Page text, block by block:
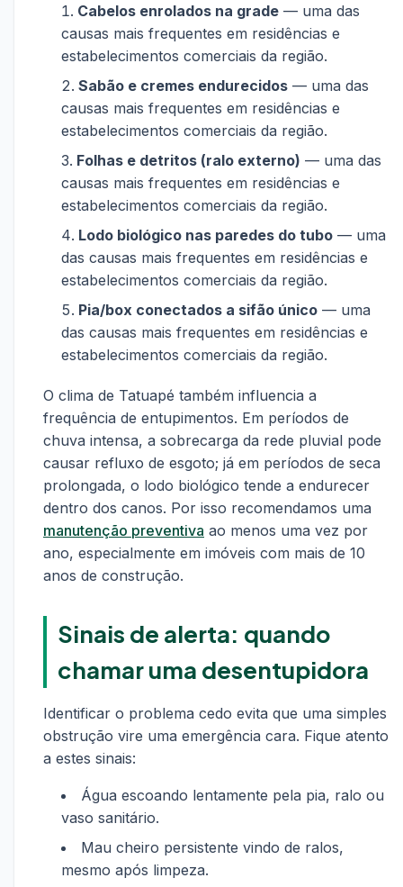
Cabelos enrolados na grade — uma das
causas mais frequentes em residências e
estabelecimentos comerciais da região.
Sabão e cremes endurecidos — uma das
causas mais frequentes em residências e
estabelecimentos comerciais da região.
Folhas e detritos (ralo externo) — uma das
causas mais frequentes em residências e
estabelecimentos comerciais da região.
Lodo biológico nas paredes do tubo — uma
das causas mais frequentes em residências e
estabelecimentos comerciais da região.
Pia/box conectados a sifão único — uma
das causas mais frequentes em residências e
estabelecimentos comerciais da região.
O clima de Tatuapé também influencia a
frequência de entupimentos. Em períodos de
chuva intensa, a sobrecarga da rede pluvial pode
causar refluxo de esgoto; já em períodos de seca
prolongada, o lodo biológico tende a endurecer
dentro dos canos. Por isso recomendamos uma
manutenção preventiva ao menos uma vez por
ano, especialmente em imóveis com mais de 10
anos de construção.
Sinais de alerta: quando
chamar uma desentupidora
Identificar o problema cedo evita que uma simples
obstrução vire uma emergência cara. Fique atento
a estes sinais:
Água escoando lentamente pela pia, ralo ou
vaso sanitário.
Mau cheiro persistente vindo de ralos,
mesmo após limpeza.